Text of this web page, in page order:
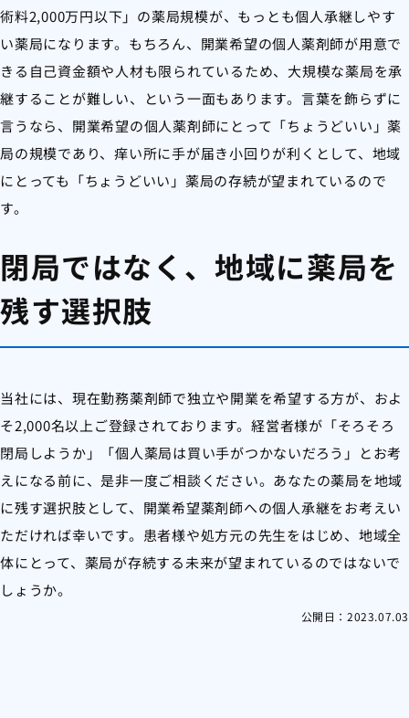
術料2,000万円以下」の薬局規模が、もっとも個人承継しやす
い薬局になります。もちろん、開業希望の個人薬剤師が用意で
きる自己資金額や人材も限られているため、大規模な薬局を承
継することが難しい、という一面もあります。言葉を飾らずに
言うなら、開業希望の個人薬剤師にとって「ちょうどいい」薬
局の規模であり、痒い所に手が届き小回りが利くとして、地域
にとっても「ちょうどいい」薬局の存続が望まれているので
す。
閉局ではなく、地域に薬局を
残す選択肢
当社には、現在勤務薬剤師で独立や開業を希望する方が、およ
そ2,000名以上ご登録されております。経営者様が「そろそろ
閉局しようか」「個人薬局は買い手がつかないだろう」とお考
えになる前に、是非一度ご相談ください。あなたの薬局を地域
に残す選択肢として、開業希望薬剤師への個人承継をお考えい
ただければ幸いです。患者様や処方元の先生をはじめ、地域全
体にとって、薬局が存続する未来が望まれているのではないで
しょうか。
公開日： 2023.07.03